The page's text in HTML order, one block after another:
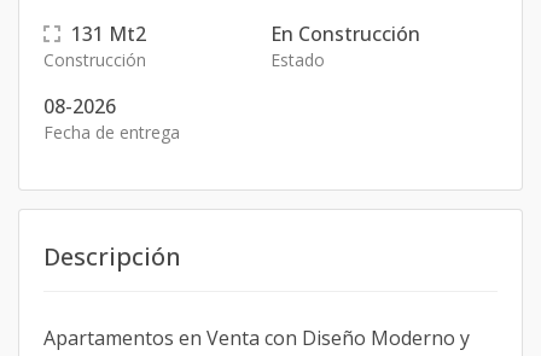
131 Mt2
Construcción
En Construcción
Estado
08-2026
Fecha de entrega
Descripción
Apartamentos en Venta con Diseño Moderno y